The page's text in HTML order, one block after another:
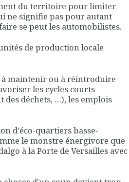
du territoire pour limiter
ne signifie pas pour autant
se peut les automobilistes.
de production locale
maintenir ou à réintroduire
les cycles courts
déchets, …), les emplois
d'éco-quartiers basse-
le monstre énergivore que
à la Porte de Versailles avec